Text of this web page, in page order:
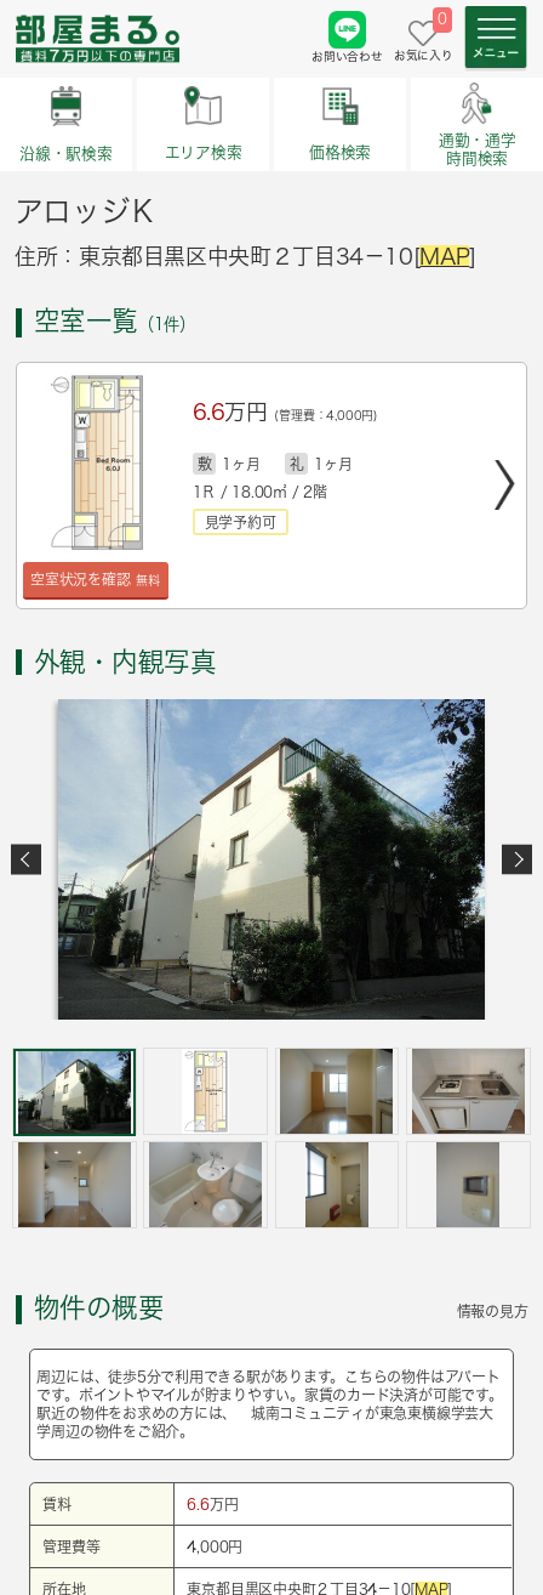
お問い合わせ
0
お気に入り
沿線・駅検索 エリア検索 価格検索
通勤・通学
時間検索
アロッジＫ
住所：東京都目黒区中央町２丁目34－10[MAP]
空室一覧 （1件）
空室状況を確認 無料
6.6万円 (管理費：4,000円)
敷 1ヶ月 礼
1ヶ月
1Ｒ / 18.00㎡ / 2階
見学予約可
外観・内観写真
物件の概要 情報の見方
周辺には、徒歩5分で利用できる駅があります。こちらの物件はアパート
です。ポイントやマイルが貯まりやすい。家賃のカード決済が可能です。
駅近の物件をお求めの方には、 城南コミュニティが東急東横線学芸大
学周辺の物件をご紹介。
賃料 6.6万円
管理費等 4,000円
所在地 東京都目黒区中央町２丁目34－10[ MAP]